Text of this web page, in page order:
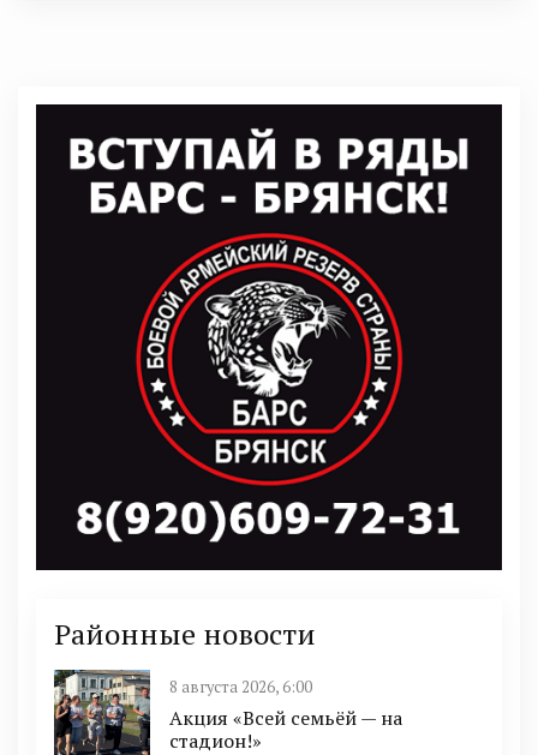
Районные новости
8 августа 2026, 6:00
Акция «Всей семьёй — на
стадион!»